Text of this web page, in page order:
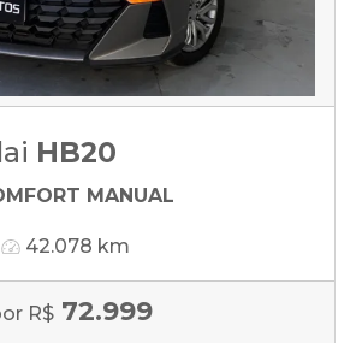
HB20
MANUAL
42.078 km
R$ 72.999